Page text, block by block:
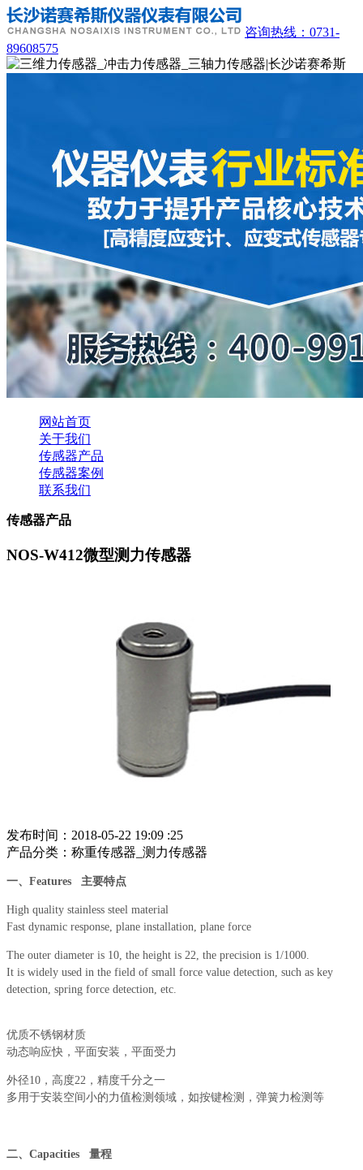
咨询热线： 0731-
89608575
网站首页
关于我们
传感器产品
传感器案例
联系我们
传感器产品
NOS-W412微型测力传感器
发布时间：2018-05-22 19:09 :25
产品分类：称重传感器_测力传感器
一、 Features 主要特点
High quality stainless steel material
Fast dynamic response, plane installation, plane force
The outer diameter is 10, the height is 22, the precision is 1/1000.
It is widely used in the field of small force value detection, such as key
detection, spring force detection, etc.
优质不锈钢材质
动态响应快，平面安装，平面受力
外径10，高度22，精度千分之一
多用于安装空间小的力值检测领域，如按键检测，弹簧力检测等
二、 Capacities 量程